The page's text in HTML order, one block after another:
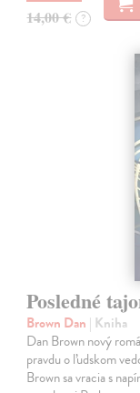
14,00 € ?
Posledné
Brown Dan | Kniha
Dan Brown nový
pravdu o ľudskom
Brown sa vracia s